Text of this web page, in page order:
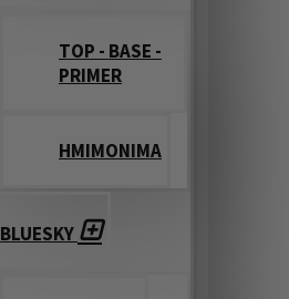
TOP - BASE -
PRIMER
ΗΜΙΜΟΝΙΜΑ
BLUESKY